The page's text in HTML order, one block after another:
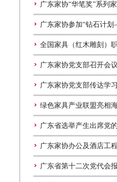
广东家协“华笔奖”系列
广东家协参加“钻石计
全国家具（红木雕刻）
广东家协党支部召开会
广东家协党支部传达学
绿色家具产业联盟亮相
广东省选举产生出席党
广东家协办公及酒店工
广东省第十二次党代会